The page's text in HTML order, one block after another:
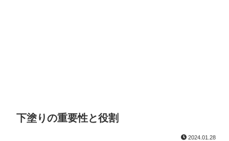
下塗りの重要性と役割
2024.01.28